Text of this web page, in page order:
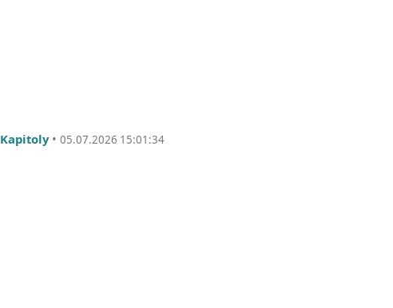
Kapitoly• 05.07.2026 15:01:34